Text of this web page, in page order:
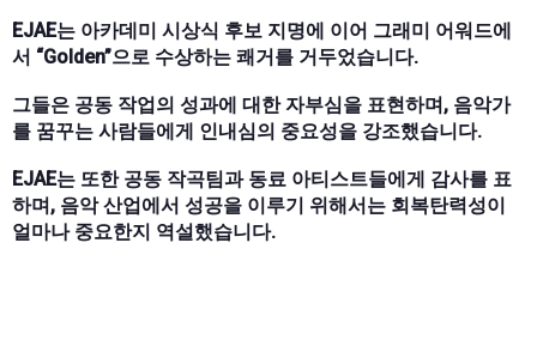
EJAE는 아카데미 시상식 후보 지명에 이어 그래미 어워드에
서 “Golden”으로 수상하는 쾌거를 거두었습니다.
그들은 공동 작업의 성과에 대한 자부심을 표현하며, 음악가
를 꿈꾸는 사람들에게 인내심의 중요성을 강조했습니다.
EJAE는 또한 공동 작곡팀과 동료 아티스트들에게 감사를 표
하며, 음악 산업에서 성공을 이루기 위해서는 회복탄력성이
얼마나 중요한지 역설했습니다.